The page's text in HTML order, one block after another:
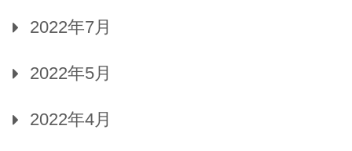
2022年7月
2022年5月
2022年4月